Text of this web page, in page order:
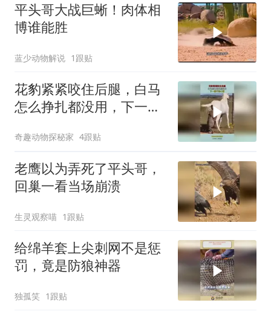
平头哥大战巨蜥！肉体相
博谁能胜
蓝少动物解说 1跟贴
花豹紧紧咬住后腿，白马
怎么挣扎都没用，下一幕
奇趣动物探秘家 4跟贴
老鹰以为弄死了平头哥，
回巢一看当场崩溃
生灵观察喵 1跟贴
给绵羊套上尖刺网不是惩
罚，竟是防狼神器
独孤笑 1跟贴